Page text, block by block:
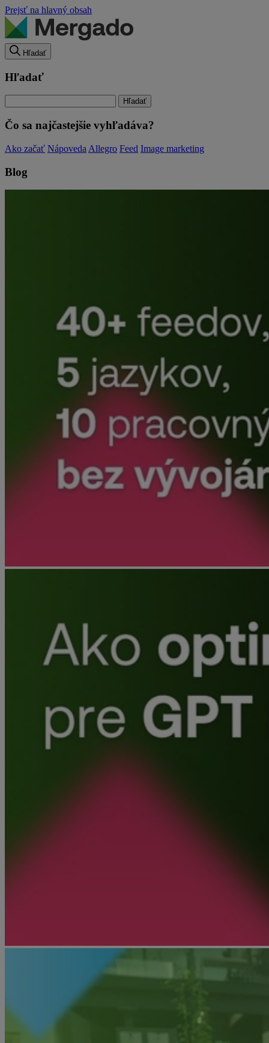
Prejsť na hlavný obsah
Hľadať
Hľadať
Čo sa najčastejšie vyhľadáva?
Ako začať Nápoveda Allegro Feed Image marketing
Blog